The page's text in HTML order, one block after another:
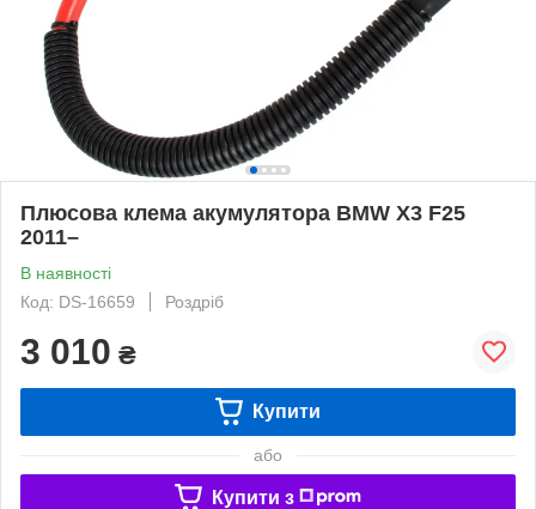
Плюсова клема акумулятора BMW X3 F25
2011–
В наявності
Код: DS-16659
Роздріб
3 010 ₴
Купити
або
Купити з